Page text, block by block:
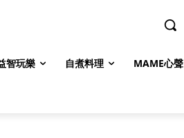
智玩樂 自煮料理 MAME心聲